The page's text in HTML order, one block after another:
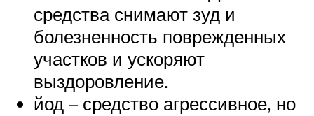
средства снимают зуд и
болезненность поврежденных
участков и ускоряют
выздоровление.
йод – средство агрессивное, но